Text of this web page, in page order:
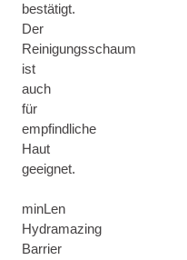
bestätigt.
Der
Reinigungsschaum
ist
auch
für
empfindliche
Haut
geeignet.
minLen
Hydramazing
Barrier